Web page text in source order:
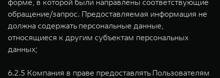
форме, в которой были направлены соответствующие
обращение/запрос. Предоставляемая информация не
должна содержать персональные данные,
относящиеся к другим субъектам персональных
данных;
6.2.5 Компания в праве предоставлять Пользователям